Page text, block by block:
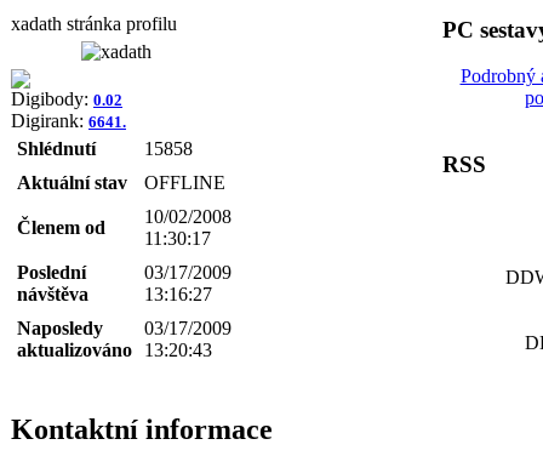
xadath stránka profilu
Digibody: 0.02
Digirank: 6641.
Shlédnutí
15858
Aktuální stav
OFFLINE
Členem od
10/02/2008
11:30:17
Poslední
návštěva
03/17/2009
13:16:27
Naposledy
aktualizováno
03/17/2009
13:20:43
Kontaktní informace
PC
Podrobný
RSS